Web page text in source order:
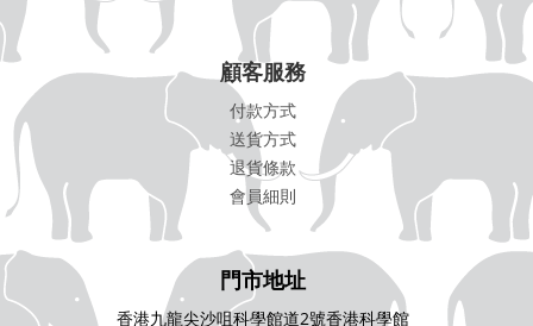
顧客服務
付款方式
送貨方式
退貨條款
會員細則
門市地址
香港九龍尖沙咀科學館道2號香港科學館